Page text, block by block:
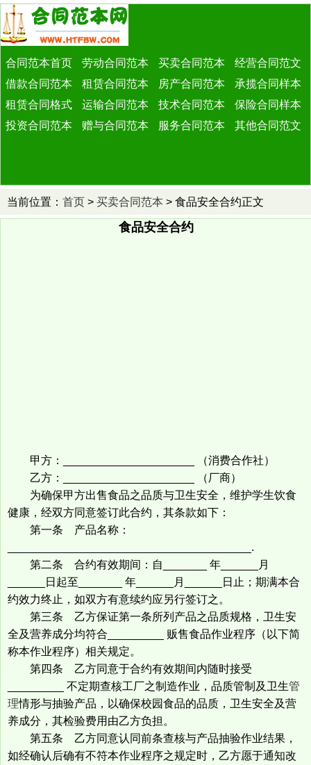
合同范本首页 劳动合同范本 买卖合同范本
经营合同范文
借款合同范本
租赁合同范本 房产合同范本
承揽合同样本
租赁合同格式
运输合同范本 技术合同范本
保险合同样本
投资合同范本
赠与合同范本 服务合同范本 其他合同范文
当前位置： 首页 > 买卖合同范本 > 食品安全合约正文
食品安全合约
甲方：_____________________ （消费合作社）
乙方：_____________________ （厂商）
为确保甲方出售食品之品质与卫生安全，维护学生饮食
健康，经双方同意签订此合约，其条款如下：
第一条 产品名称：
_______________________________________.
第二条 合约有效期间：自_______ 年______月
______日起至_______ 年______月______日止；期满本合
约效力终止，如双方有意续约应另行签订之。
第三条 乙方保证第一条所列产品之品质规格，卫生安
全及营养成分均符合_________ 贩售食品作业程序（以下简
称本作业程序）相关规定。
第四条 乙方同意于合约有效期间内随时接受
_________ 不定期查核工厂之制造作业，品质管制及卫生管
理情形与抽验产品，以确保校园食品的品质，卫生安全及营
养成分，其检验费用由乙方负担。
第五条 乙方同意认同前条查核与产品抽验作业结果，
如经确认后确有不符本作业程序之规定时，乙方愿于通知改